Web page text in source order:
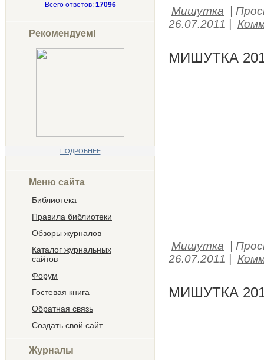
Всего ответов: 17096
Рекомендуем!
ПОДРОБНЕЕ
Меню сайта
Библиотека
Правила библиотеки
Обзоры журналов
Каталог журнальных
сайтов
Форум
Гостевая книга
Обратная связь
Создать свой сайт
Журналы
Мишутка
26.07.2011
МИШУТКА
Мишутка
26.07.2011
МИШУТКА